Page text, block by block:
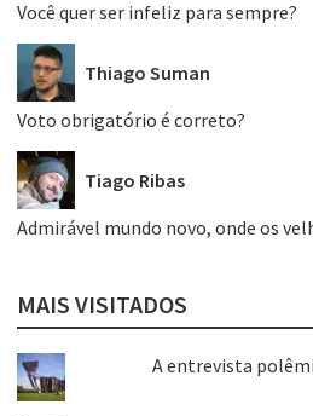
Você quer ser infeliz para sempre?
Thiago Suman
Voto obrigatório é correto?
Tiago Ribas
Admirável mundo novo, onde os
MAIS VISITADOS
A entrevista